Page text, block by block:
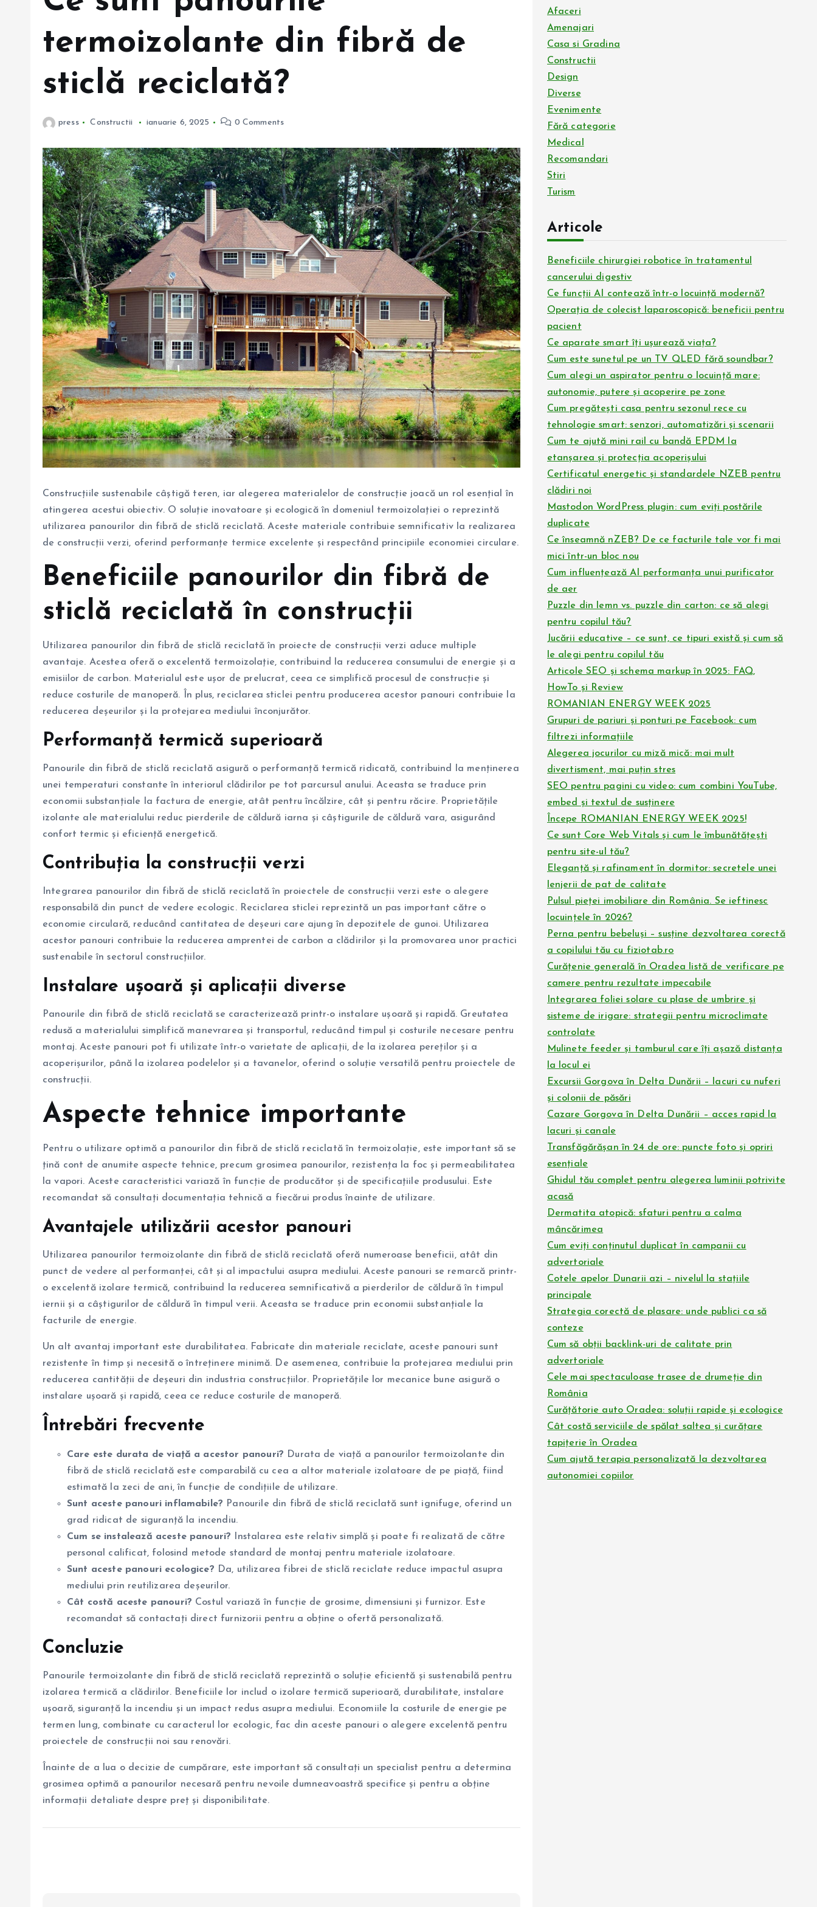
termoizolante din fibră de
sticlă reciclată?
press Constructii ianuarie 6, 2025 0 Comments
Construcțiile sustenabile câștigă teren, iar alegerea materialelor de construcție joacă un rol esențial în
atingerea acestui obiectiv. O soluție inovatoare și ecologică în domeniul termoizolației o reprezintă
utilizarea panourilor din fibră de sticlă reciclată. Aceste materiale contribuie semnificativ la realizarea
de construcții verzi, oferind performanțe termice excelente și respectând principiile economiei circulare.
Beneficiile panourilor din fibră de
sticlă reciclată în construcții
Utilizarea panourilor din fibră de sticlă reciclată în proiecte de construcții verzi aduce multiple
avantaje. Acestea oferă o excelentă termoizolație, contribuind la reducerea consumului de energie și a
emisiilor de carbon. Materialul este ușor de prelucrat, ceea ce simplifică procesul de construcție și
reduce costurile de manoperă. În plus, reciclarea sticlei pentru producerea acestor panouri contribuie la
reducerea deșeurilor și la protejarea mediului înconjurător.
Performanță termică superioară
Panourile din fibră de sticlă reciclată asigură o performanță termică ridicată, contribuind la menținerea
unei temperaturi constante în interiorul clădirilor pe tot parcursul anului. Aceasta se traduce prin
economii substanțiale la factura de energie, atât pentru încălzire, cât și pentru răcire. Proprietățile
izolante ale materialului reduc pierderile de căldură iarna și câștigurile de căldură vara, asigurând
confort termic și eficiență energetică.
Contribuția la construcții verzi
Integrarea panourilor din fibră de sticlă reciclată în proiectele de construcții verzi este o alegere
responsabilă din punct de vedere ecologic. Reciclarea sticlei reprezintă un pas important către o
economie circulară, reducând cantitatea de deșeuri care ajung în depozitele de gunoi. Utilizarea
acestor panouri contribuie la reducerea amprentei de carbon a clădirilor și la promovarea unor practici
sustenabile în sectorul construcțiilor.
Instalare ușoară și aplicații diverse
Panourile din fibră de sticlă reciclată se caracterizează printr-o instalare ușoară și rapidă. Greutatea
redusă a materialului simplifică manevrarea și transportul, reducând timpul și costurile necesare pentru
montaj. Aceste panouri pot fi utilizate într-o varietate de aplicații, de la izolarea pereților și a
acoperișurilor, până la izolarea podelelor și a tavanelor, oferind o soluție versatilă pentru proiectele de
construcții.
Aspecte tehnice importante
Pentru o utilizare optimă a panourilor din fibră de sticlă reciclată în termoizolație, este important să se
țină cont de anumite aspecte tehnice, precum grosimea panourilor, rezistența la foc și permeabilitatea
la vapori. Aceste caracteristici variază în funcție de producător și de specificațiile produsului. Este
recomandat să consultați documentația tehnică a fiecărui produs înainte de utilizare.
Avantajele utilizării acestor panouri
Utilizarea panourilor termoizolante din fibră de sticlă reciclată oferă numeroase beneficii, atât din
punct de vedere al performanței, cât și al impactului asupra mediului. Aceste panouri se remarcă printr-
o excelentă izolare termică, contribuind la reducerea semnificativă a pierderilor de căldură în timpul
iernii și a câștigurilor de căldură în timpul verii. Aceasta se traduce prin economii substanțiale la
facturile de energie.
Un alt avantaj important este durabilitatea. Fabricate din materiale reciclate, aceste panouri sunt
rezistente în timp și necesită o întreținere minimă. De asemenea, contribuie la protejarea mediului prin
reducerea cantității de deșeuri din industria construcțiilor. Proprietățile lor mecanice bune asigură o
instalare ușoară și rapidă, ceea ce reduce costurile de manoperă.
Întrebări frecvente
Care este durata de viață a acestor panouri? Durata de viață a panourilor termoizolante din
fibră de sticlă reciclată este comparabilă cu cea a altor materiale izolatoare de pe piață, fiind
estimată la zeci de ani, în funcție de condițiile de utilizare.
Sunt aceste panouri inflamabile? Panourile din fibră de sticlă reciclată sunt ignifuge, oferind un
grad ridicat de siguranță la incendiu.
Cum se instalează aceste panouri? Instalarea este relativ simplă și poate fi realizată de către
personal calificat, folosind metode standard de montaj pentru materiale izolatoare.
Sunt aceste panouri ecologice? Da, utilizarea fibrei de sticlă reciclate reduce impactul asupra
mediului prin reutilizarea deșeurilor.
Cât costă aceste panouri? Costul variază în funcție de grosime, dimensiuni și furnizor. Este
recomandat să contactați direct furnizorii pentru a obține o ofertă personalizată.
Concluzie
Panourile termoizolante din fibră de sticlă reciclată reprezintă o soluție eficientă și sustenabilă pentru
izolarea termică a clădirilor. Beneficiile lor includ o izolare termică superioară, durabilitate, instalare
ușoară, siguranță la incendiu și un impact redus asupra mediului. Economiile la costurile de energie pe
termen lung, combinate cu caracterul lor ecologic, fac din aceste panouri o alegere excelentă pentru
proiectele de construcții noi sau renovări.
Înainte de a lua o decizie de cumpărare, este important să consultați un specialist pentru a determina
grosimea optimă a panourilor necesară pentru nevoile dumneavoastră specifice și pentru a obține
informații detaliate despre preț și disponibilitate.
Afaceri
Amenajari
Casa si Gradina
Constructii
Design
Diverse
Evenimente
Fără categorie
Medical
Recomandari
Stiri
Turism
Articole
Beneficiile chirurgiei robotice în tratamentul
cancerului digestiv
Ce funcții AI contează într-o locuință modernă?
Operația de colecist laparoscopică: beneficii pentru
pacient
Ce aparate smart îți ușurează viața?
Cum este sunetul pe un TV QLED fără soundbar?
Cum alegi un aspirator pentru o locuință mare:
autonomie, putere și acoperire pe zone
Cum pregătești casa pentru sezonul rece cu
tehnologie smart: senzori, automatizări și scenarii
Cum te ajută mini rail cu bandă EPDM la
etanșarea și protecția acoperișului
Certificatul energetic și standardele NZEB pentru
clădiri noi
Mastodon WordPress plugin: cum eviți postările
duplicate
Ce înseamnă nZEB? De ce facturile tale vor fi mai
mici într-un bloc nou
Cum influențează AI performanța unui purificator
de aer
Puzzle din lemn vs. puzzle din carton: ce să alegi
pentru copilul tău?
Jucării educative – ce sunt, ce tipuri există și cum să
le alegi pentru copilul tău
Articole SEO și schema markup în 2025: FAQ,
HowTo și Review
ROMANIAN ENERGY WEEK 2025
Grupuri de pariuri și ponturi pe Facebook: cum
filtrezi informațiile
Alegerea jocurilor cu miză mică: mai mult
divertisment, mai puțin stres
SEO pentru pagini cu video: cum combini YouTube,
embed și textul de susținere
Începe ROMANIAN ENERGY WEEK 2025!
Ce sunt Core Web Vitals și cum le îmbunătățești
pentru site-ul tău?
Eleganță și rafinament în dormitor: secretele unei
lenjerii de pat de calitate
Pulsul pieței imobiliare din România. Se ieftinesc
locuințele în 2026?
Perna pentru bebeluși – susține dezvoltarea corectă
a copilului tău cu fiziotab.ro
Curățenie generală în Oradea listă de verificare pe
camere pentru rezultate impecabile
Integrarea foliei solare cu plase de umbrire și
sisteme de irigare: strategii pentru microclimate
controlate
Mulinete feeder și tamburul care îți așază distanța
la locul ei
Excursii Gorgova în Delta Dunării – lacuri cu nuferi
și colonii de păsări
Cazare Gorgova în Delta Dunării – acces rapid la
lacuri și canale
Transfăgărășan în 24 de ore: puncte foto și opriri
esențiale
Ghidul tău complet pentru alegerea luminii potrivite
acasă
Dermatita atopică: sfaturi pentru a calma
mâncărimea
Cum eviți conținutul duplicat în campanii cu
advertoriale
Cotele apelor Dunarii azi – nivelul la stațiile
principale
Strategia corectă de plasare: unde publici ca să
conteze
Cum să obții backlink-uri de calitate prin
advertoriale
Cele mai spectaculoase trasee de drumeție din
România
Curățătorie auto Oradea: soluții rapide și ecologice
Cât costă serviciile de spălat saltea și curățare
tapițerie în Oradea
Cum ajută terapia personalizată la dezvoltarea
autonomiei copiilor